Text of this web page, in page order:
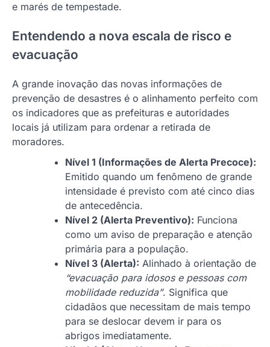
e marés de tempestade.
Entendendo a nova escala de risco e
evacuação
A grande inovação das novas informações de
prevenção de desastres é o alinhamento perfeito com
os indicadores que as prefeituras e autoridades
locais já utilizam para ordenar a retirada de
moradores.
Nível 1 (Informações de Alerta Precoce):
Emitido quando um fenômeno de grande
intensidade é previsto com até cinco dias
de antecedência.
Nível 2 (Alerta Preventivo): Funciona
como um aviso de preparação e atenção
primária para a população.
Nível 3 (Alerta): Alinhado à orientação de
“evacuação para idosos e pessoas com
mobilidade reduzida”. Significa que
cidadãos que necessitam de mais tempo
para se deslocar devem ir para os
abrigos imediatamente.